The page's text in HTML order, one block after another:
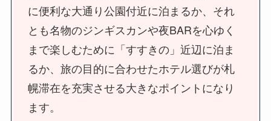
に便利な大通り公園付近に泊まるか、それ
とも名物のジンギスカンや夜BARを心ゆく
まで楽しむために「すすきの」近辺に泊ま
るか、旅の目的に合わせたホテル選びが札
幌滞在を充実させる大きなポイントになり
ます。